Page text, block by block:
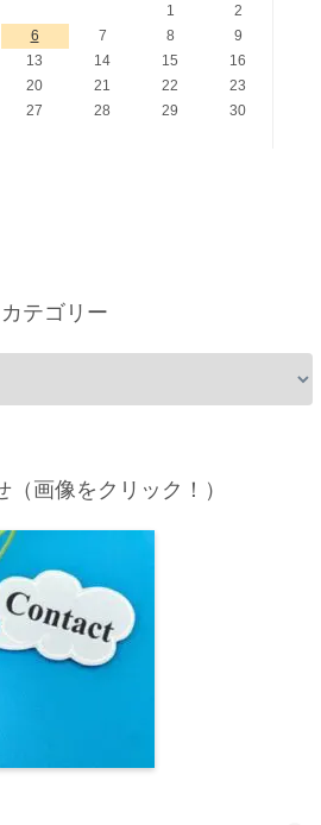
1
2
6 7 8
9
13 14 15
16
20 21 22
23
27 28 29
30
カテゴリー
（画像をクリック！）